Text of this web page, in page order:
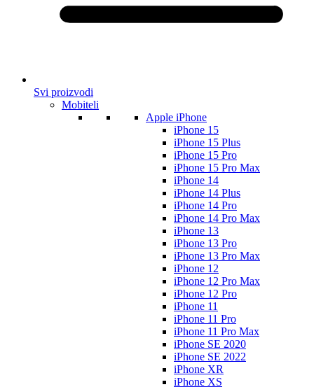
Svi proizvodi
Mobiteli
Apple iPhone
iPhone 15
iPhone 15 Plus
iPhone 15 Pro
iPhone 15 Pro Max
iPhone 14
iPhone 14 Plus
iPhone 14 Pro
iPhone 14 Pro Max
iPhone 13
iPhone 13 Pro
iPhone 13 Pro Max
iPhone 12
iPhone 12 Pro Max
iPhone 12 Pro
iPhone 11
iPhone 11 Pro
iPhone 11 Pro Max
iPhone SE 2020
iPhone SE 2022
iPhone XR
iPhone XS